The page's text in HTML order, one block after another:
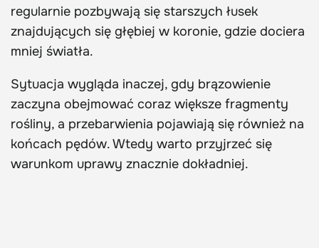
regularnie pozbywają się starszych łusek
znajdujących się głębiej w koronie, gdzie dociera
mniej światła.
Sytuacja wygląda inaczej, gdy brązowienie
zaczyna obejmować coraz większe fragmenty
rośliny, a przebarwienia pojawiają się również na
końcach pędów. Wtedy warto przyjrzeć się
warunkom uprawy znacznie dokładniej.